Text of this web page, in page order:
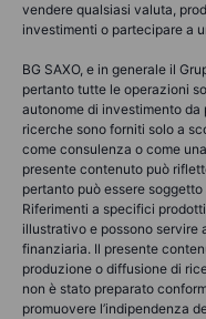
vendere qualsiasi valuta,
investimenti o partecipare a
BG SAXO, e in generale il
pertanto tutte le operazioni
autonome di investimento
ricerche sono forniti solo a
come consulenza o come
presente contenuto può
pertanto può essere
Riferimenti a specifici
illustrativo e possono servire
finanziaria. Il presente
produzione o diffusione di
non è stato preparato
promuovere l’indipendenza